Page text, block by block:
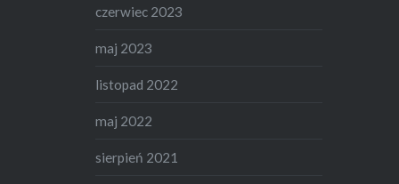
czerwiec 2023
maj 2023
listopad 2022
maj 2022
sierpień 2021